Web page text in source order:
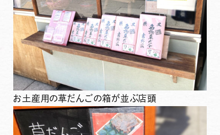
お土産用の草だんごの箱が並ぶ店頭